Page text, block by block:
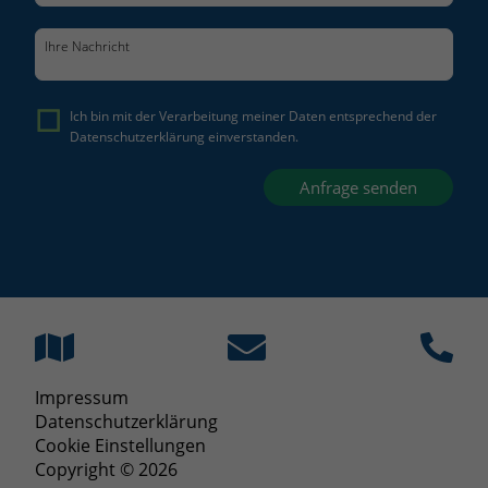
Ich bin mit der Verarbeitung meiner Daten entsprechend der
Datenschutzerklärung einverstanden.
Anfrage senden
Impressum
Datenschutzerklärung
Cookie Einstellungen
Copyright © 2026